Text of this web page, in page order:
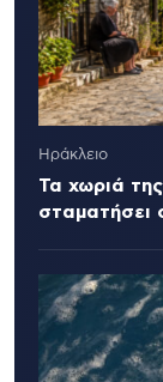
Ηράκλειο
Τα χωριά
σταματήσει